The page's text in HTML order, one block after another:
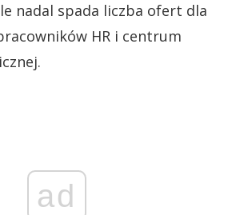
nadal spada liczba ofert dla
HR i centrum
ad